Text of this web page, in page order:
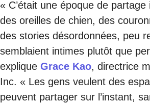
« C’était une époque de
des oreilles de chien, des
des stories désordonnées, peu
semblaient intimes plutôt que
explique Grace Kao, directrice
Inc. « Les gens veulent des
peuvent partager sur l’instant,